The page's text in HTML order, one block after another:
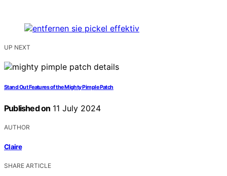
UP NEXT
Stand Out Features of the Mighty Pimple Patch
Published on 11 July 2024
AUTHOR
Claire
SHARE ARTICLE